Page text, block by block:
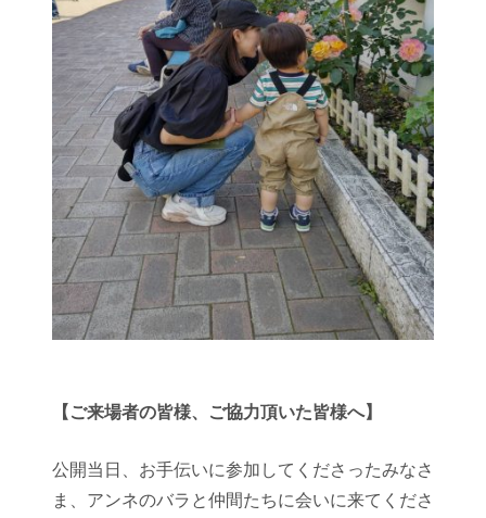
【ご来場者の皆様、ご協力頂いた皆様へ】
公開当日、お手伝いに参加してくださったみなさ
ま、アンネのバラと仲間たちに会いに来てくださ